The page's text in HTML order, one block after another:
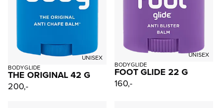
UNISEX
BODYGLIDE
THE ORIGINAL 42 G
200,-
UNISEX
BODYGLIDE
FOOT GLIDE 22 G
160,-